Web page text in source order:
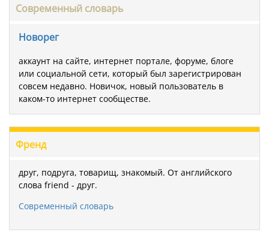
Современный словарь
Новорег
аккаунт на сайте, интернет портале, форуме, блоге
или социальной сети, который был зарегистрирован
совсем недавно. Новичок, новый пользователь в
каком-то интернет сообществе.
Френд
друг, подруга, товарищ, знакомый. От английского
слова friend - друг.
Современный словарь